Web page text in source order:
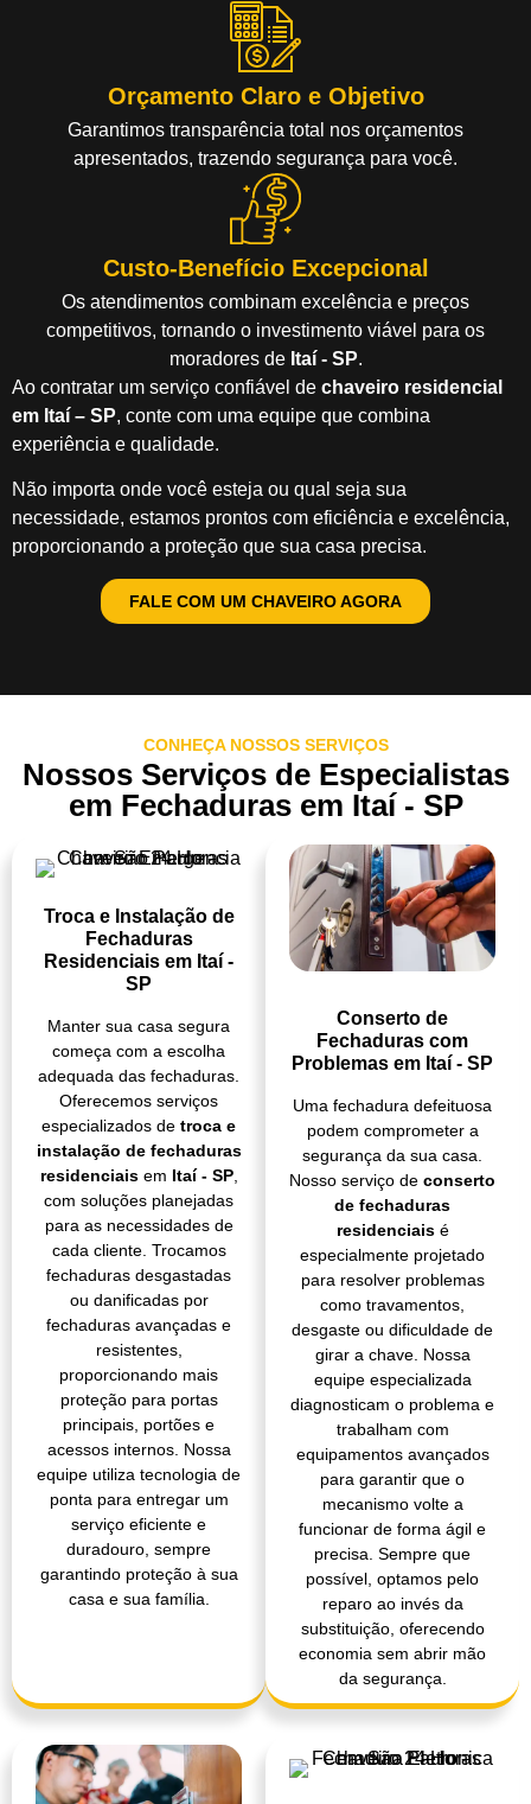
Orçamento Claro e Objetivo
Garantimos transparência total nos orçamentos
apresentados, trazendo segurança para você.
Custo-Benefício Excepcional
Os atendimentos combinam excelência e preços
competitivos, tornando o investimento viável para os
moradores de Itaí - SP.
Ao contratar um serviço confiável de chaveiro residencial
em Itaí – SP, conte com uma equipe que combina
experiência e qualidade.
Não importa onde você esteja ou qual seja sua
necessidade, estamos prontos com eficiência e excelência,
proporcionando a proteção que sua casa precisa.
FALE COM UM CHAVEIRO AGORA
CONHEÇA NOSSOS SERVIÇOS
Nossos Serviços de Especialistas
em Fechaduras em Itaí - SP
Troca e Instalação de
Fechaduras
Residenciais em Itaí -
SP
Manter sua casa segura
começa com a escolha
adequada das fechaduras.
Oferecemos serviços
especializados de troca e
instalação de fechaduras
residenciaisem Itaí - SP,
com soluções planejadas
para as necessidades de
cada cliente. Trocamos
fechaduras desgastadas
ou danificadas por
fechaduras avançadas e
resistentes,
proporcionando mais
proteção para portas
principais, portões e
acessos internos. Nossa
equipe utiliza tecnologia de
ponta para entregar um
serviço eficiente e
duradouro, sempre
garantindo proteção à sua
casa e sua família.
Conserto de
Fechaduras com
Problemas em Itaí - SP
Uma fechadura defeituosa
podem comprometer a
segurança da sua casa.
Nosso serviço de conserto
de fechaduras
residenciaisé
especialmente projetado
para resolver problemas
como travamentos,
desgaste ou dificuldade de
girar a chave. Nossa
equipe especializada
diagnosticam o problema e
trabalham com
equipamentos avançados
para garantir que o
mecanismo volte a
funcionar de forma ágil e
precisa. Sempre que
possível, optamos pelo
reparo ao invés da
substituição, oferecendo
economia sem abrir mão
da segurança.